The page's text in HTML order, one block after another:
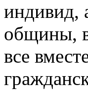
индивид,
общины,
все